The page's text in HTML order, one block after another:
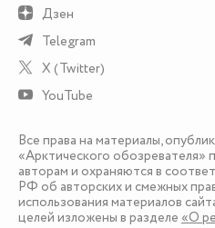
Дзен
Telegram
X (Twitter)
YouTube
Все права на материалы,
«Арктического обозревателя»
авторам и охраняются в
РФ об авторских и смежных
использования материалов
целей изложены в разделе «О